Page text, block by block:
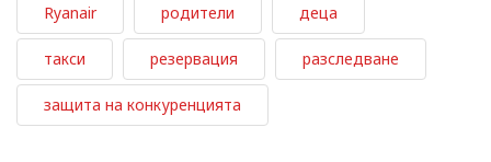
Ryanair родители деца
такси резервация разследване
защита на конкуренцията